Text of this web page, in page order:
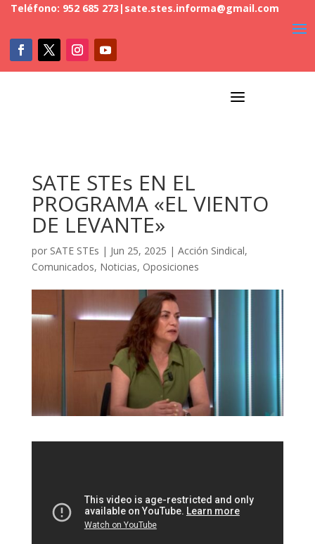
Teléfono: 952 685 273 | sate.stes.informa@gmail.com
a
SATE STEs EN EL
PROGRAMA «EL VIENTO
DE LEVANTE»
por SATE STEs | Jun 25, 2025 | Acción Sindical,
Comunicados, Noticias, Oposiciones